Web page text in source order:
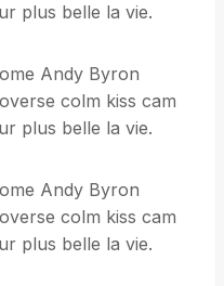
plus belle la vie.
Andy Byron
colm kiss cam
plus belle la vie.
Andy Byron
colm kiss cam
plus belle la vie.